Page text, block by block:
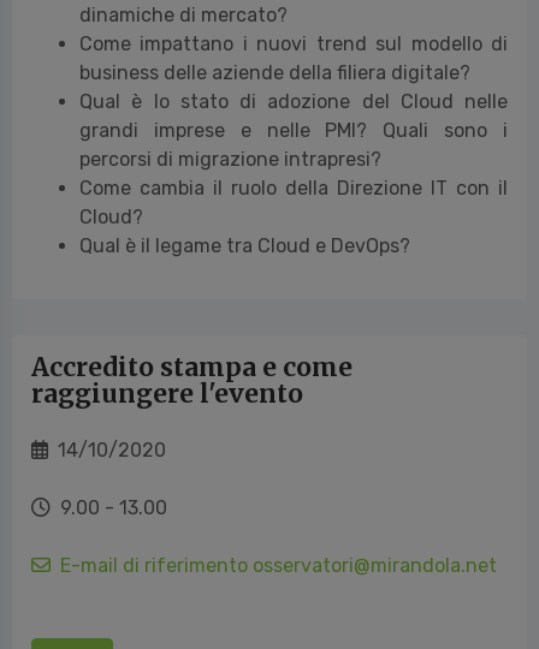
dinamiche di mercato?
Come impattano i nuovi trend sul modello di
business delle aziende della filiera digitale?
Qual è lo stato di adozione del Cloud nelle
grandi imprese e nelle PMI? Quali sono i
percorsi di migrazione intrapresi?
Come cambia il ruolo della Direzione IT con il
Cloud?
Qual è il legame tra Cloud e DevOps?
Accredito stampa e come
raggiungere l'evento
14/10/2020
9.00 - 13.00
E-mail di riferimento osservatori@mirandola.net